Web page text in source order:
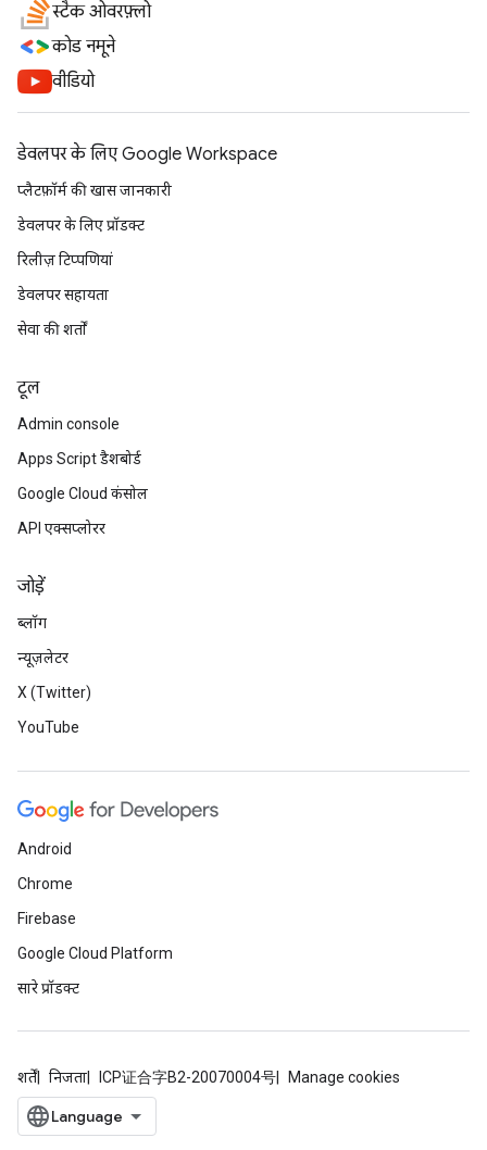
स्टैक ओवरफ़्लो
कोड नमूने
वीडियो
डेवलपर के लिए Google Workspace
प्लैटफ़ॉर्म की खास जानकारी
डेवलपर के लिए प्रॉडक्ट
रिलीज़ टिप्पणियां
डेवलपर सहायता
सेवा की शर्तों
टूल
Admin console
Apps Script डैशबोर्ड
Google Cloud कंसोल
API एक्सप्लोरर
जोड़ें
ब्लॉग
न्यूज़लेटर
X (Twitter)
YouTube
Android
Chrome
Firebase
Google Cloud Platform
सारे प्रॉडक्ट
शर्तें निजता ICP证合字B2-20070004号 Manage cookies